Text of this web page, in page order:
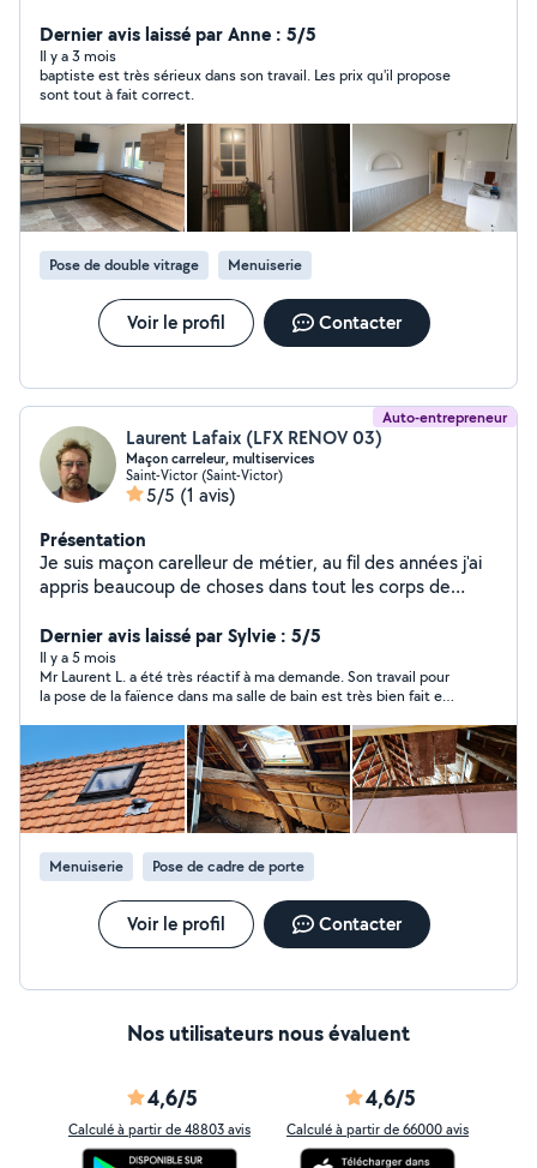
haie, désherbage, debrousaillage...) ainsi que le
bricolage intérieur(peinture murs et plafonds, ratissage
à l'enduit, bande à placo pose de parquet flottant,
faïence, pierre de parement, montage de meubles etc
)et extérieur ( peinture volets, karcher...) je reste à
votre disposition pour toutes questions ou demande .
Bonne journée à tous .
Dernier avis laissé par Anne : 5/5
Il y a 3 mois
baptiste est très sérieux dans son travail. Les prix qu'il propose
sont tout à fait correct.
Pose de double vitrage Menuiserie
Voir le profil Contacter
Auto-entrepreneur
Laurent Lafaix (LFX RENOV 03)
Maçon carreleur, multiservices
Saint-Victor (Saint-Victor)
5/5 (1 avis)
Présentation
Je suis maçon carelleur de métier, au fil des années j'ai
appris beaucoup de choses dans tout les corps de
Dernier avis laissé par Sylvie : 5/5
Il y a 5 mois
Mr Laurent L. a été très réactif à ma demande. Son travail pour
la pose de la faïence dans ma salle de bain est très bien fait et
Si besoin je referais appelle à Mr Laurent L. en qui j'ai eu toute
confiance lui ayant laissé mes clés pour travailler pendant mes
vacances et ayant retrouvé une maison parfaitement propre à
mon retour, l'envoie de sa part tous les soirs de photos pour
suivre l'avancé de mes travaux c'est top. Donc je le
recommande fortement personne sérieuse, ponctuelle,
discrète, a l'écoute et sait faire différent travaux pas que de la
faïence.
Menuiserie Pose de cadre de porte
Voir le profil Contacter
Nos utilisateurs nous évaluent
4,6/5
Calculé à partir de 48803 avis
4,6/5
Calculé à partir de 66000 avis